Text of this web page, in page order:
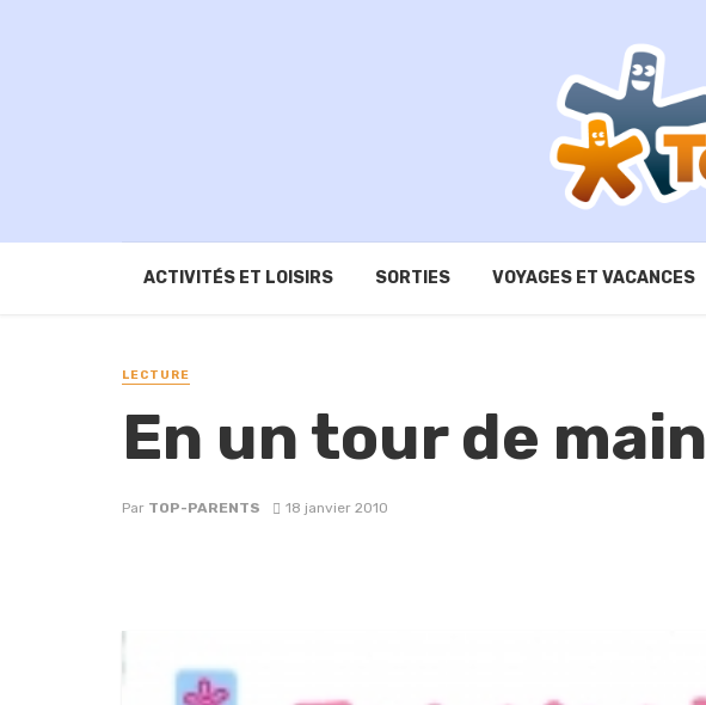
ACTIVITÉS ET LOISIRS SORTIES VOYAGES ET VACANCES
LECTURE
En un tour de main
Par TOP-PARENTS 18 janvier 2010